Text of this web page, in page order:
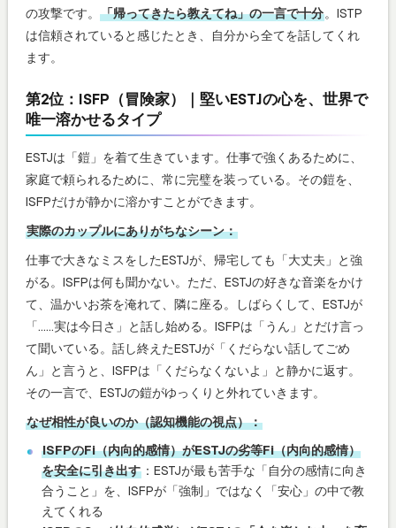
の攻撃です。 「帰ってきたら教えてね」の一言で十分。ISTP
は信頼されていると感じたとき、自分から全てを話してくれ
ます。
第2位：ISFP（冒険家）｜堅いESTJの心を、世界で
唯一溶かせるタイプ
ESTJは「鎧」を着て生きています。仕事で強くあるために、
家庭で頼られるために、常に完璧を装っている。その鎧を、
ISFPだけが静かに溶かすことができます。
実際のカップルにありがちなシーン：
仕事で大きなミスをしたESTJが、帰宅しても「大丈夫」と強
がる。ISFPは何も聞かない。ただ、ESTJの好きな音楽をかけ
て、温かいお茶を淹れて、隣に座る。しばらくして、ESTJが
「……実は今日さ」と話し始める。ISFPは「うん」とだけ言っ
て聞いている。話し終えたESTJが「くだらない話してごめ
ん」と言うと、ISFPは「くだらなくないよ」と静かに返す。
その一言で、ESTJの鎧がゆっくりと外れていきます。
なぜ相性が良いのか（認知機能の視点）：
ISFPのFi（内向的感情）がESTJの劣等Fi（内向的感情）
を安全に引き出す ：ESTJが最も苦手な「自分の感情に向き
合うこと」を、ISFPが「強制」ではなく「安心」の中で教
えてくれる